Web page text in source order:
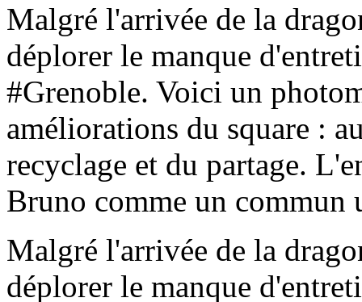
Malgré l'arrivée de la
déplorer le manque
#Grenoble. Voici un
améliorations du square :
recyclage et du partage.
Bruno comme un commun
Malgré l'arrivée de la
déplorer le manque